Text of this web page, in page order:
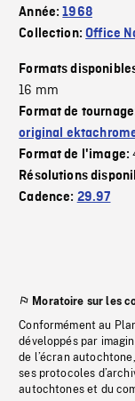
Année:1968
Collection:Office
Formats
16 mm
Format de
original
Format de l'image:
Résolutions
Cadence: 29.97
Moratoire sur les
Conformément au
développés par
de l’écran
ses protocoles
autochtones et du